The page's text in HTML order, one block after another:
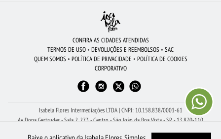
FLORICULTURA UBERLÂNDIA
CESTA DE CAFÉ DA MANHÃ COROA DE FLORES FLORICULTURA SALVADOR
BUQUÊ DE 12 ROSAS VERMELHAS
FLORICULTURA BH FLORICULTURA CAMPINAS
FLORICULTURA RIBEIRÃO PRETO
CONFIRA AS CIDADES ATENDIDAS
TERMOS DE USO • DEVOLUÇÕES E REEMBOLSOS • SAC
QUEM SOMOS • POLÍTICA DE PRIVACIDADE • POLÍTICA DE COOKIES
CORPORATIVO
Isabela Flores Intermediações LTDA | CNPJ: 10.158.838/0001-61
Av Dona Gertrudes - Sala 2, 273 - Centro - São João da Boa Vista - SP - 13.870-110